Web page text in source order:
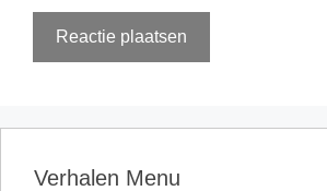
Verhalen Menu